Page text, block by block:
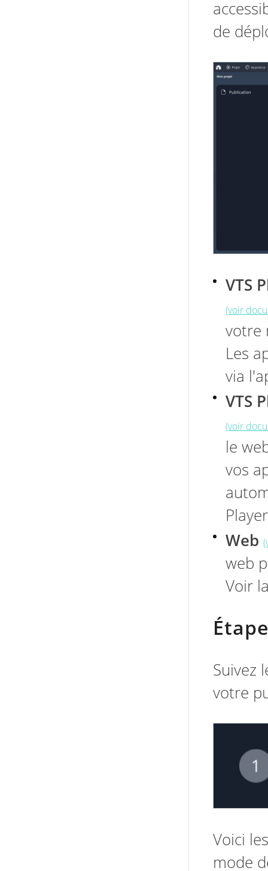
de
VTS
(voir
votre
Les
via
VTS
(voir
le
vos
Web
web
Voir
Suivez
votre
Voici
mode